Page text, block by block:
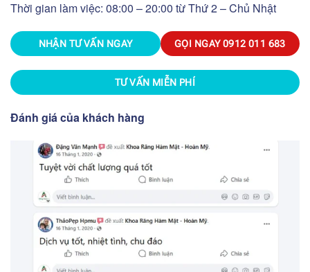
Thời gian làm việc: 08:00 – 20:00 từ Thứ 2 – Chủ Nhật
NHẬN TƯ VẤN NGAY GỌI NGAY0912 011 683
TƯ VẤN MIỄN PHÍ
Đánh giá của khách hàng